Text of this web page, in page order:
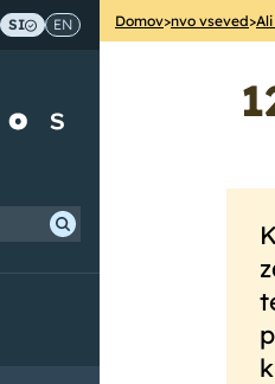
SI EN Domov>nvo vseved>